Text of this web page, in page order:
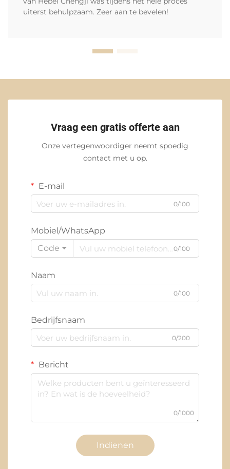
uiterst behulpzaam. Zeer aan te bevelen!
Vraag een gratis offerte aan
Onze vertegenwoordiger neemt spoedig
contact met u op.
E-mail
0/100
Mobiel/WhatsApp
Code
0/100
Naam
0/100
Bedrijfsnaam
0/200
Bericht
0/1000
Indienen